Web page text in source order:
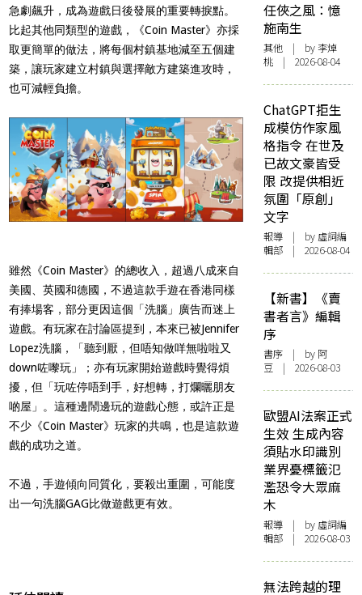
急劇飆升，成為遊戲日後發展的重要轉捩點。
比起其他同類型的遊戲，《Coin Master》亦採
取更簡單的做法，將每個村鎮基地減至五個建
築，讓玩家建立村鎮與選擇敵方建築進攻時，
也可減輕負擔。
雖然《Coin Master》的總收入，超過八成來自
美國、英國和德國，不過這款手遊在香港同樣
有捧場客，部分更因這個「洗腦」廣告而迷上
遊戲。有玩家在討論區提到，本來已被Jennifer
Lopez洗腦，「聽到厭，但唔知做咩無啦啦又
down咗嚟玩」；亦有玩家開始遊戲時覺得煩
擾，但「玩咗停唔到手，好想轉，打爛曬朋友
啲屋」。這種邊鬧邊玩的遊戲心態，或許正是
不少《Coin Master》玩家的共鳴，也是這款遊
戲的成功之道。
不過，手遊傾向同質化，要殺出重圍，可能度
出一句洗腦GAG比做遊戲更有效。
任俠之風：憶
施南生
其他 | by 李焯
桃 | 2026-08-04
ChatGPT拒生
成模仿作家風
格指令 在世及
已故文豪皆受
限 改提供相近
氛圍「原創」
文字
報導 | by 虛詞編
輯部 | 2026-08-04
【新書】《賣
書者言》編輯
序
書序 | by 阿
豆 | 2026-08-03
歐盟AI法案正式
生效 生成內容
須貼水印識別
業界憂標籤氾
濫恐令大眾麻
木
報導 | by 虛詞編
輯部 | 2026-08-03
無法跨越的理